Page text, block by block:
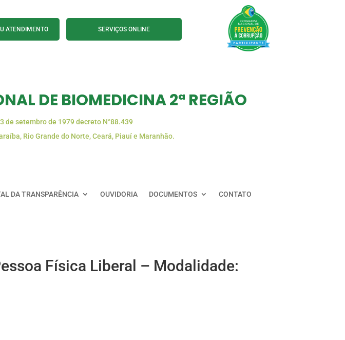
ATENDIMENTO SERVIÇOS ONLINE
DE BIOMEDICINA 2ª REGIÃO
de setembro de 1979 decreto N°88.439
Rio Grande do Norte, Ceará, Piauí e Maranhão.
DA TRANSPARÊNCIA OUVIDORIA DOCUMENTOS CONTATO
Física Liberal – Modalidade: